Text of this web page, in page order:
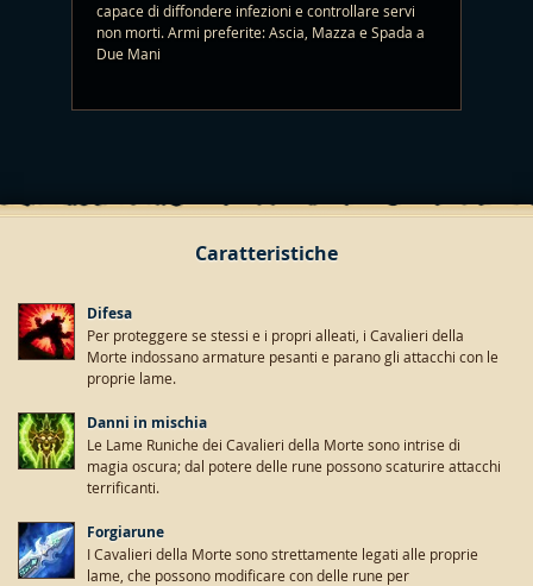
capace di diffondere infezioni e controllare servi
non morti. Armi preferite: Ascia, Mazza e Spada a
Due Mani
Caratteristiche
Difesa
Per proteggere se stessi e i propri alleati, i Cavalieri della
Morte indossano armature pesanti e parano gli attacchi con le
proprie lame.
Danni in mischia
Le Lame Runiche dei Cavalieri della Morte sono intrise di
magia oscura; dal potere delle rune possono scaturire attacchi
terrificanti.
Forgiarune
I Cavalieri della Morte sono strettamente legati alle proprie
lame, che possono modificare con delle rune per